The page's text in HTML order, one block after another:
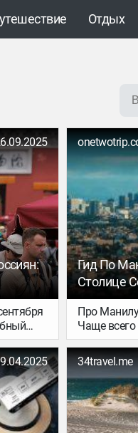
Отдых
России
Гид По
Столице
Про
Чаще
при
островам,
стараются
быстрее. Я
приезде,
приехала
34travel.me